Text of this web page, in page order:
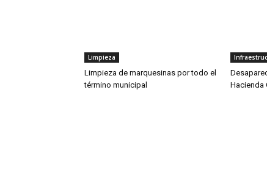
Limpieza
Limpieza de marquesinas por todo el
término municipal
Hacienda